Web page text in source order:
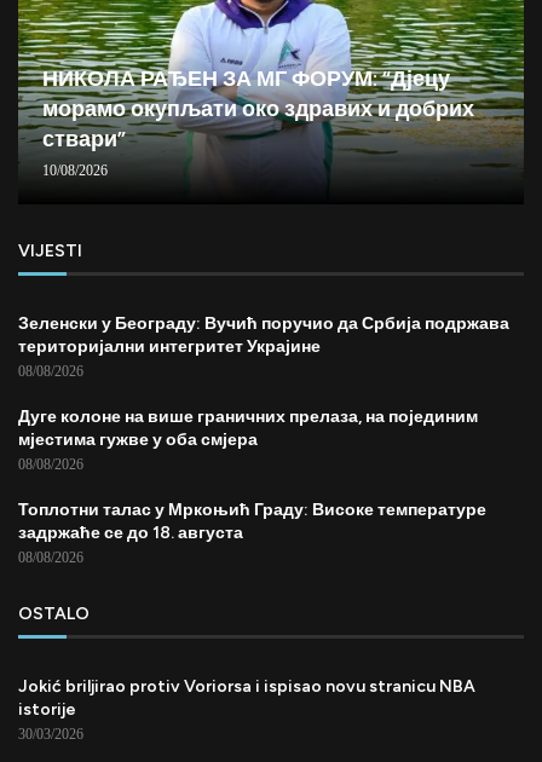
НИКОЛА РАЂЕН ЗА МГ ФОРУМ: “Дјецу
морамо окупљати око здравих и добрих
ствари”
10/08/2026
VIJESTI
Зеленски у Београду: Вучић поручио да Србија подржава
територијални интегритет Украјине
08/08/2026
Дуге колоне на више граничних прелаза, на појединим
мјестима гужве у оба смјера
08/08/2026
Топлотни талас у Мркоњић Граду: Високе температуре
задржаће се до 18. августа
08/08/2026
OSTALO
Jokić briljirao protiv Voriorsa i ispisao novu stranicu NBA
istorije
30/03/2026